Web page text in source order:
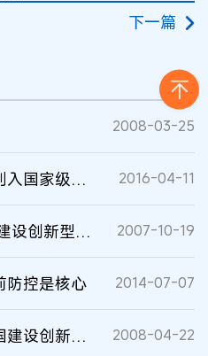
下一篇
2008-03-25
知识产权相关指标列入国家级经开区考核评价体系 2016-04-11
实施自主创新战略 建设创新型国家 2007-10-19
防控是核心 2014-07-07
瑞典创新体系对中国建设创新型国家的启示 2008-04-22